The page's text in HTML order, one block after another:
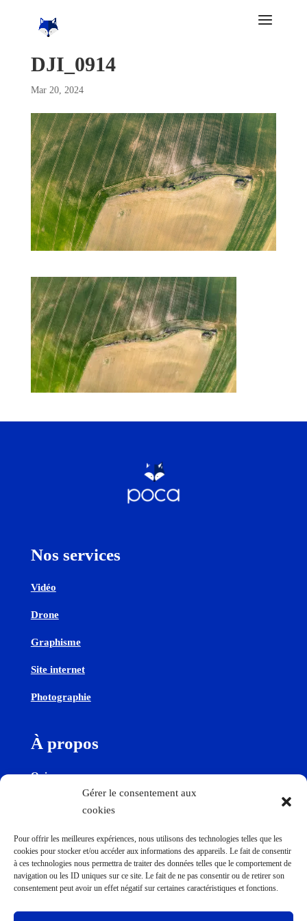
Gérer le consentement aux
cookies
Pour offrir les meilleures expériences, nous utilisons des technologies telles que les
cookies pour stocker et/ou accéder aux informations des appareils. Le fait de consentir
à ces technologies nous permettra de traiter des données telles que le comportement de
navigation ou les ID uniques sur ce site. Le fait de ne pas consentir ou de retirer son
consentement peut avoir un effet négatif sur certaines caractéristiques et fonctions.
DJI_0914
Mar 20, 2024
Nos services
Vidéo
Drone
Graphisme
Site internet
Photographie
À propos
Qui sommes-nous
Contact